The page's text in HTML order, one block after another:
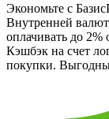
Экономьте с
Внутренней
оплачивать до 2%
Кэшбэк на счет
покупки.